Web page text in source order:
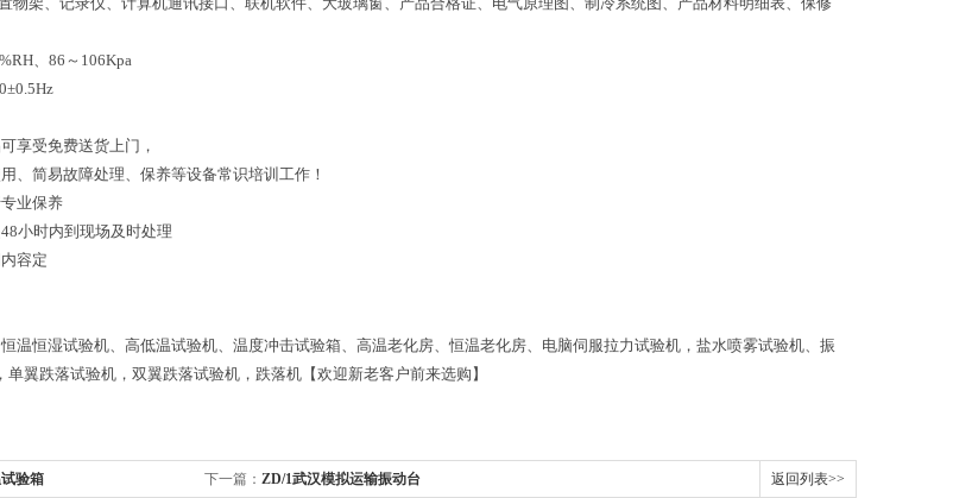
、86～106Kpa
享受免费送货上门，
、简易故障处理、保养等设备常识培训工作！
业保养
小时内到现场及时处理
容定
温恒湿试验机、高低温试验机、温度冲击试验箱、高温老化房、恒温老化房、电脑伺服拉力试验机，盐水喷雾试验机、振
翼跌落试验机，双翼跌落试验机，跌落机【欢迎新老客户前来选购】
验箱 下一篇： ZD/1武汉模拟运输振动台 返回列表>>